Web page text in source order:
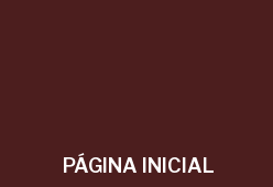
PÁGINA INICIAL